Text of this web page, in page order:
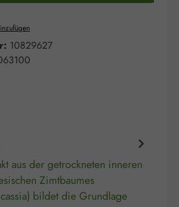
10829627
aus der getrockneten inneren
Zimtbaumes
bildet die Grundlage